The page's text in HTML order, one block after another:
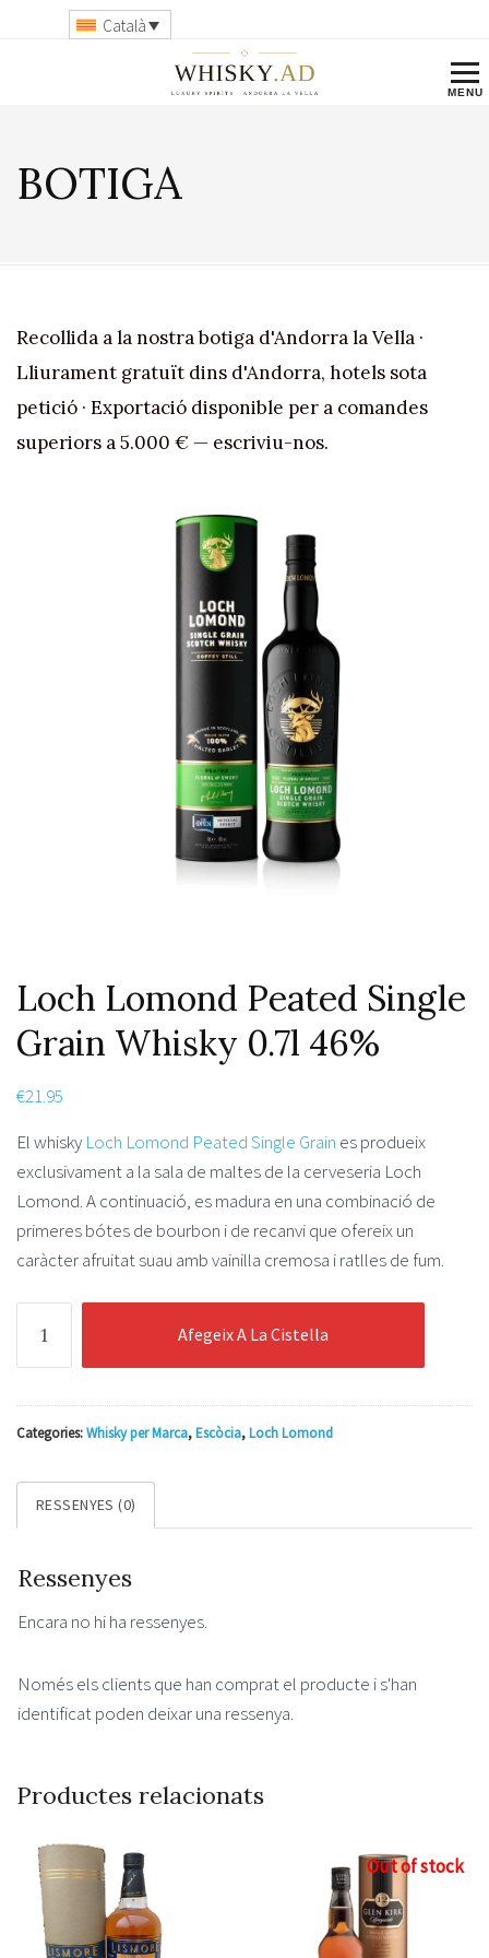
Català
BOTIGA
Recollida a la nostra botiga d'Andorra la Vella ·
Lliurament gratuït dins d'Andorra, hotels sota
petició · Exportació disponible per a comandes
superiors a 5.000 € — escriviu-nos.
Loch Lomond Peated Single
Grain Whisky 0.7l 46%
€21.95
El whisky Loch Lomond Peated Single Grain es produeix
exclusivament a la sala de maltes de la cerveseria Loch
Lomond. A continuació, es madura en una combinació de
primeres bótes de bourbon i de recanvi que ofereix un
caràcter afruitat suau amb vainilla cremosa i ratlles de fum.
Loch
Lomond
Peated
Grain
Whisky
46%
Afegeix A La Cistella
Categories:Whisky per Marca,Escòcia,Loch Lomond
RESSENYES (0)
Ressenyes
Encara no hi ha ressenyes.
Només els clients que han comprat el producte i s'han
identificat poden deixar una ressenya.
Productes relacionats
Out of stock